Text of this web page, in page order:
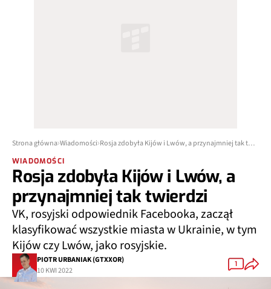
Strona główna Wiadomości
WIADOMOŚCI
Rosja zdobyła Kijów i Lwów, a
przynajmniej tak twierdzi
VK, rosyjski odpowiednik Facebooka, zaczął
klasyfikować wszystkie miasta w Ukrainie, w tym
Kijów czy Lwów, jako rosyjskie.
PIOTR URBANIAK (GTXXOR)
10 KWI 2022
1